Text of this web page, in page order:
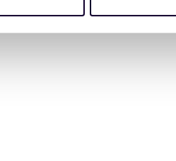
naleznete níže. Možnosti
zápatí stránky v záložce